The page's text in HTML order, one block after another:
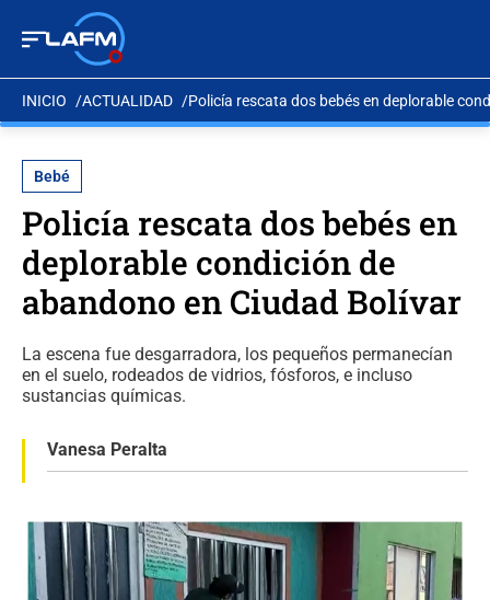
INICIO ACTUALIDAD Policía rescata dos bebés en deplorable
Bebé
Policía rescata dos bebés en
deplorable condición de
abandono en Ciudad Bolívar
La escena fue desgarradora, los pequeños permanecían
en el suelo, rodeados de vidrios, fósforos, e incluso
sustancias químicas.
Vanesa Peralta